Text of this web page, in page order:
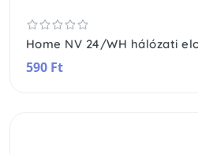
590 Ft